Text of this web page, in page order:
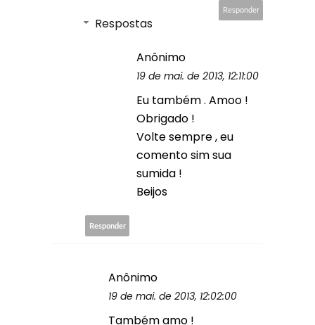
Responder
Respostas
Anônimo
19 de mai. de 2013, 12:11:00
Eu também . Amoo !
Obrigado !
Volte sempre , eu
comento sim sua
sumida !
Beijos
Responder
Anônimo
19 de mai. de 2013, 12:02:00
Também amo !